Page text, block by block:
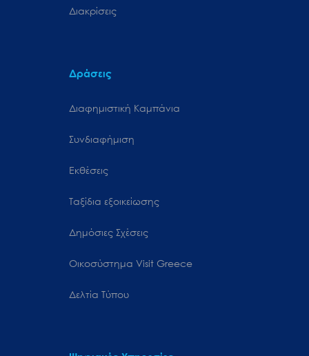
Διακρίσεις
Δράσεις
Διαφημιστική Καμπάνια
Συνδιαφήμιση
Εκθέσεις
Ταξίδια εξοικείωσης
Δημόσιες Σχέσεις
Oικοσύστημα Visit Greece
Δελτία Τύπου